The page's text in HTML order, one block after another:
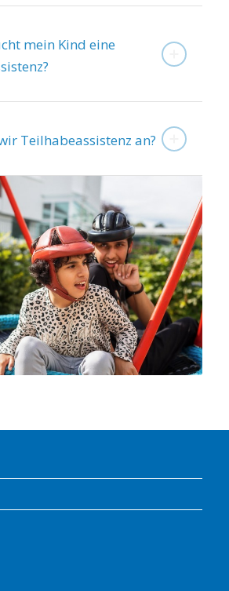
mein Kind eine
Teilhabeassistenz an?